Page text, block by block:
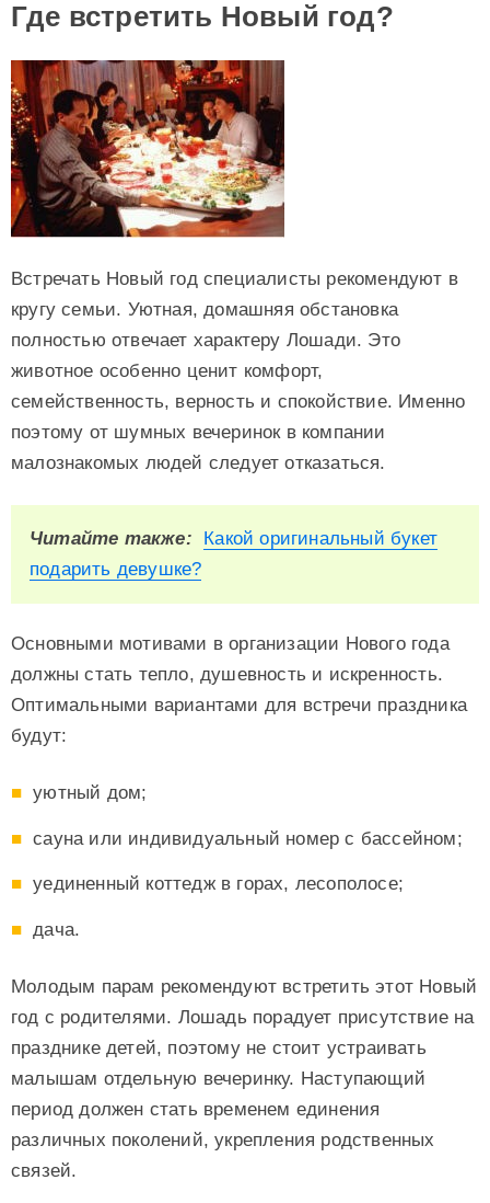
Где встретить Новый год?
Встречать Новый год специалисты рекомендуют в
кругу семьи. Уютная, домашняя обстановка
полностью отвечает характеру Лошади. Это
животное особенно ценит комфорт,
семейственность, верность и спокойствие. Именно
поэтому от шумных вечеринок в компании
малознакомых людей следует отказаться.
Читайте также:
Какой оригинальный букет
подарить девушке?
Основными мотивами в организации Нового года
должны стать тепло, душевность и искренность.
Оптимальными вариантами для встречи праздника
будут:
уютный дом;
сауна или индивидуальный номер с бассейном;
уединенный коттедж в горах, лесополосе;
дача.
Молодым парам рекомендуют встретить этот Новый
год с родителями. Лошадь порадует присутствие на
празднике детей, поэтому не стоит устраивать
малышам отдельную вечеринку. Наступающий
период должен стать временем единения
различных поколений, укрепления родственных
связей.